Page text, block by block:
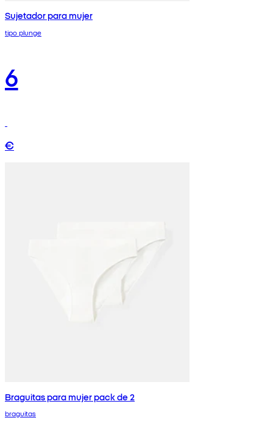
Sujetador para mujer
tipo plunge
6
€
Braguitas para mujer pack de 2
braguitas